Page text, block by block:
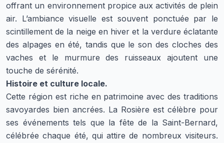
offrant un environnement propice aux activités de plein
air. L’ambiance visuelle est souvent ponctuée par le
scintillement de la neige en hiver et la verdure éclatante
des alpages en été, tandis que le son des cloches des
vaches et le murmure des ruisseaux ajoutent une
touche de sérénité.
Histoire et culture locale.
Cette région est riche en patrimoine avec des traditions
savoyardes bien ancrées. La Rosière est célèbre pour
ses événements tels que la fête de la Saint-Bernard,
célébrée chaque été, qui attire de nombreux visiteurs.